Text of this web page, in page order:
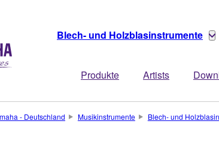
Blech- und Holzblasinstrumente
Produkte Artists
- Deutschland Musikinstrumente Blech- und